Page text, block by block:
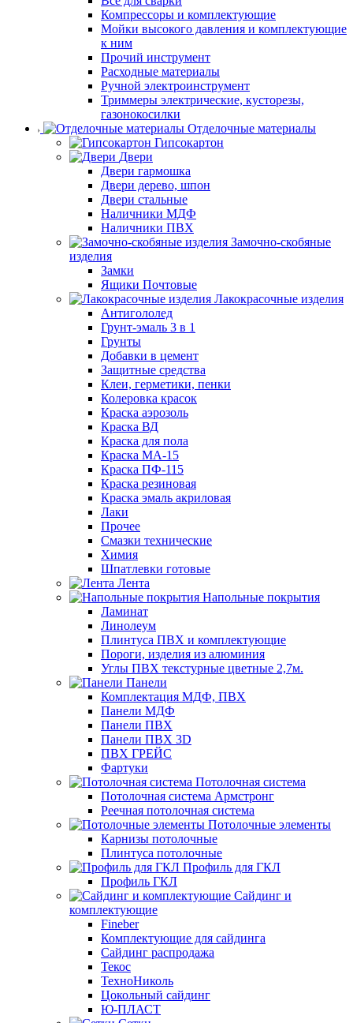
Компрессоры и комплектующие
Мойки высокого давления и комплектующие
к ним
Прочий инструмент
Расходные материалы
Ручной электроинструмент
Триммеры электрические, кусторезы,
газонокосилки
Отделочные материалы
Гипсокартон
Двери
Двери гармошка
Двери дерево, шпон
Двери стальные
Наличники МДФ
Наличники ПВХ
Замочно-скобяные
изделия
Замки
Ящики Почтовые
Лакокрасочные изделия
Антигололед
Грунт-эмаль 3 в 1
Грунты
Добавки в цемент
Защитные средства
Клеи, герметики, пенки
Колеровка красок
Краска аэрозоль
Краска ВД
Краска для пола
Краска МА-15
Краска ПФ-115
Краска резиновая
Краска эмаль акриловая
Лаки
Прочее
Смазки технические
Химия
Шпатлевки готовые
Лента
Напольные покрытия
Ламинат
Линолеум
Плинтуса ПВХ и комплектующие
Пороги, изделия из алюминия
Углы ПВХ текстурные цветные 2,7м.
Панели
Комплектация МДФ, ПВХ
Панели МДФ
Панели ПВХ
Панели ПВХ 3D
ПВХ ГРЕЙС
Фартуки
Потолочная система
Потолочная система Армстронг
Реечная потолочная система
Потолочные элементы
Карнизы потолочные
Плинтуса потолочные
Профиль для ГКЛ
Профиль ГКЛ
Сайдинг и
комплектующие
Fineber
Комплектующие для сайдинга
Сайдинг распродажа
Текос
ТехноНиколь
Цокольный сайдинг
Ю-ПЛАСТ